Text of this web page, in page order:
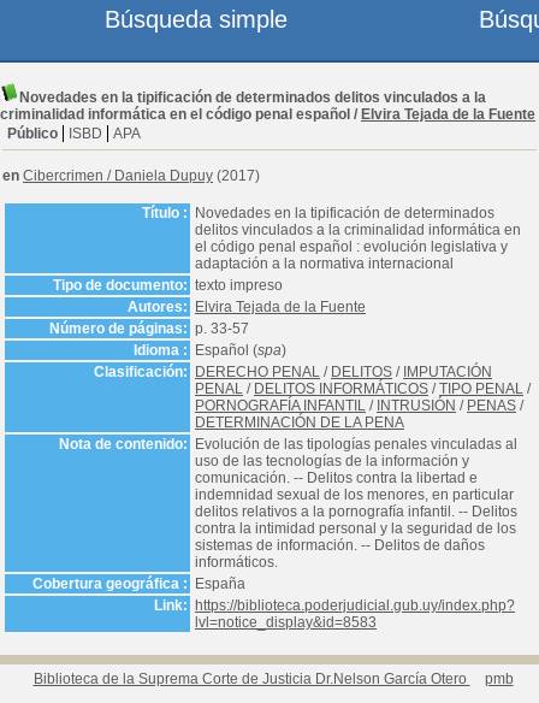
Novedades en la tipificación de determinados delitos vinculados a la
criminalidad informática en el código penal español / Elvira Tejada de la Fuente
Público
ISBD APA
en Cibercrimen / Daniela Dupuy (2017)
Título :
Novedades en la tipificación de determinados
delitos vinculados a la criminalidad informática en
el código penal español : evolución legislativa y
adaptación a la normativa internacional
Tipo de documento: texto impreso
Autores:
Elvira Tejada de la Fuente
Número de páginas: p. 33-57
Idioma :
Español (spa)
Clasificación:
DERECHO PENAL / DELITOS / IMPUTACIÓN
PENAL / DELITOS INFORMÁTICOS /TIPO PENAL /
PORNOGRAFÍA INFANTIL / INTRUSIÓN / PENAS /
DETERMINACIÓN DE LA PENA
Nota de contenido:
Evolución de las tipologías penales vinculadas al
uso de las tecnologías de la información y
comunicación. -- Delitos contra la libertad e
indemnidad sexual de los menores, en particular
delitos relativos a la pornografía infantil. -- Delitos
contra la intimidad personal y la seguridad de los
sistemas de información. -- Delitos de daños
informáticos.
Cobertura geográfica :
España
Link:
https://biblioteca.poderjudicial.gub.uy/index.php?
lvl=notice_display&id=8583
Biblioteca de la Suprema Corte de Justicia Dr.Nelson García Otero pmb
Búsqueda simple